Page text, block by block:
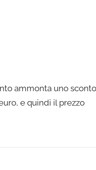
ammonta uno sconto
e quindi il prezzo